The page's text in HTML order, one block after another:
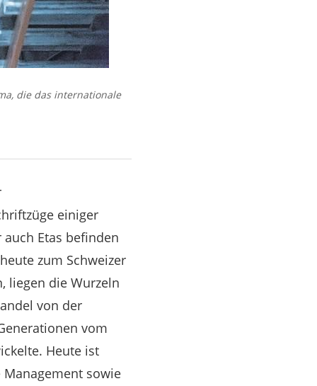
die das internationale
einiger
Etas befinden
zum Schweizer
liegen die Wurzeln
von der
vom
Heute ist
sowie